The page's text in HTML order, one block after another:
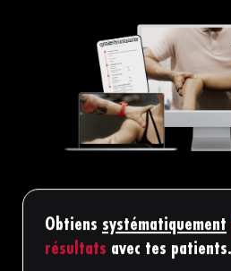
Obtiens systématiquement
résultats avec tes patients…